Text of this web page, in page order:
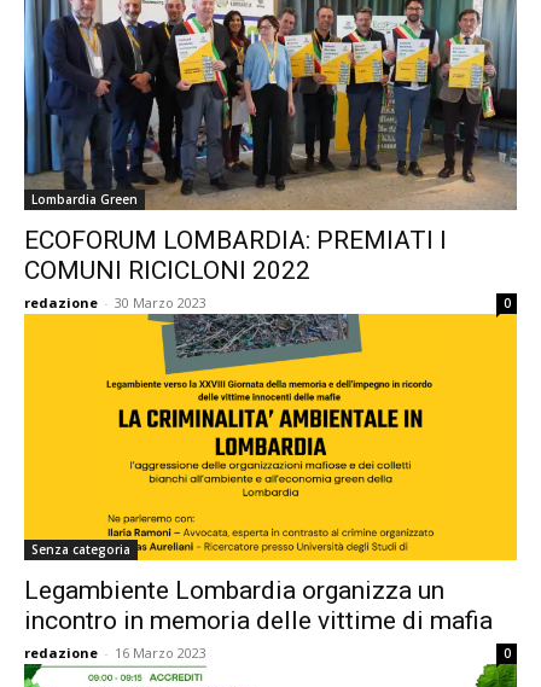
Lombardia Green
ECOFORUM LOMBARDIA: PREMIATI I
COMUNI RICICLONI 2022
redazione - 30 Marzo 2023 0
Senza categoria
Legambiente Lombardia organizza un
incontro in memoria delle vittime di mafia
redazione - 16 Marzo 2023 0